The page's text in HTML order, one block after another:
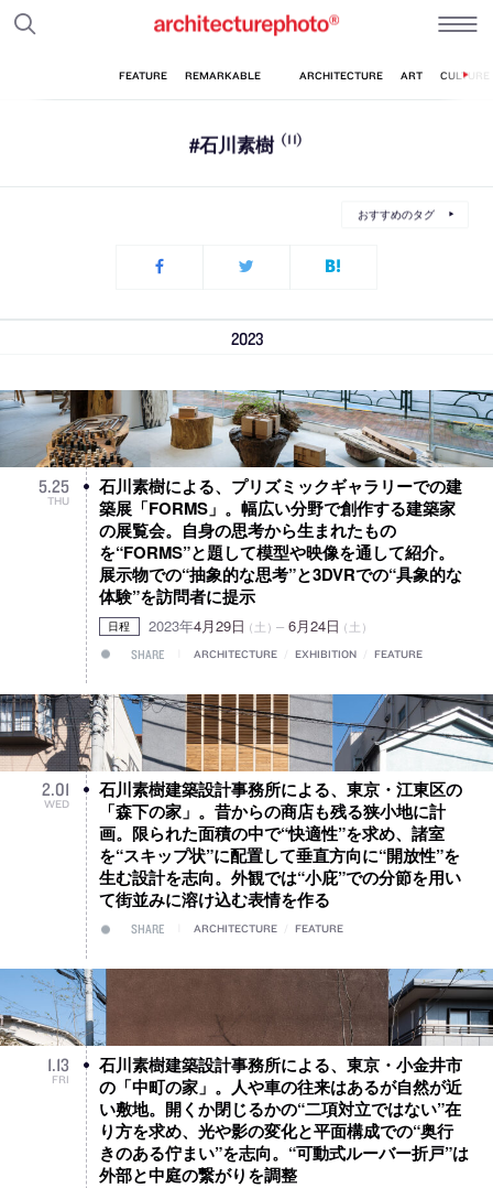
#石川素樹 (11)
おすすめのタグ
2023
5.25
THU
石川素樹による、プリズミックギャラリーでの建
築展「FORMS」。幅広い分野で創作する建築家
の展覧会。自身の思考から生まれたもの
を“FORMS”と題して模型や映像を通して紹介。
展示物での“抽象的な思考”と3DVRでの“具象的な
体験”を訪問者に提示
日程 2023年4月29日（土）– 6月24日（土）
SHARE ARCHITECTURE EXHIBITION FEATURE
2.01
WED
石川素樹建築設計事務所による、東京・江東区の
「森下の家」。昔からの商店も残る狭小地に計
画。限られた面積の中で“快適性”を求め、諸室
を“スキップ状”に配置して垂直方向に“開放性”を
生む設計を志向。外観では“小庇”での分節を用い
て街並みに溶け込む表情を作る
SHARE ARCHITECTURE FEATURE
1.13
FRI
石川素樹建築設計事務所による、東京・小金井市
の「中町の家」。人や車の往来はあるが自然が近
い敷地。開くか閉じるかの“二項対立ではない”在
り方を求め、光や影の変化と平面構成での“奥行
きのある佇まい”を志向。“可動式ルーバー折戸”は
外部と中庭の繋がりを調整